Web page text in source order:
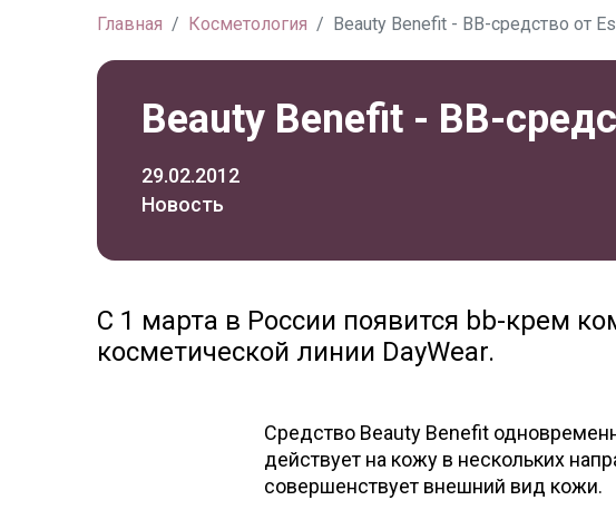
Главная Косметология Beauty Benefit - BB-средство от
Beauty Benefit - BB-
29.02.2012
Новость
C 1 марта в России появится bb-крем
косметической линии DayWear.
Средство Beauty Benefit
действует на кожу в нескольких
совершенствует внешний вид кожи.